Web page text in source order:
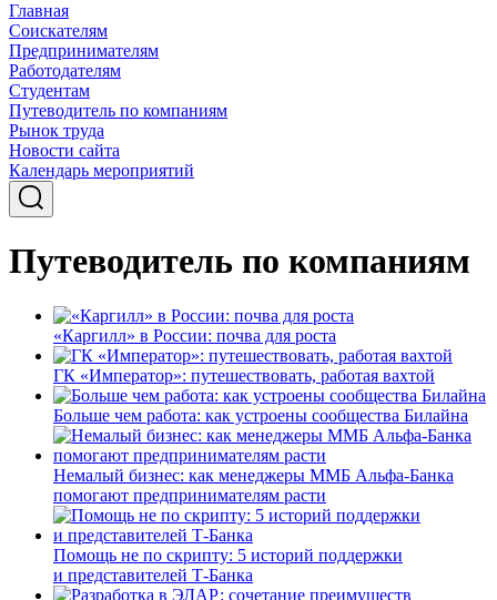
Главная
Соискателям
Предпринимателям
Работодателям
Студентам
Путеводитель по компаниям
Рынок труда
Новости сайта
Календарь мероприятий
Путеводитель по компаниям
«Каргилл» в России: почва для роста
ГК «Император»: путешествовать, работая вахтой
Больше чем работа: как устроены сообщества Билайна
Немалый бизнес: как менеджеры ММБ Альфа-Банка
помогают предпринимателям расти
Помощь не по скрипту: 5 историй поддержки
и представителей Т-Банка